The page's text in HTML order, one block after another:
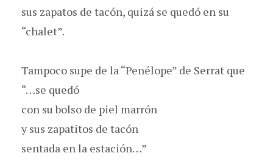
sus zapatos de tacón, quizá se quedó en su
“chalet”.
Tampoco supe de la “Penélope” de Serrat que
“…se quedó
con su bolso de piel marrón
y sus zapatitos de tacón
sentada en la estación…”